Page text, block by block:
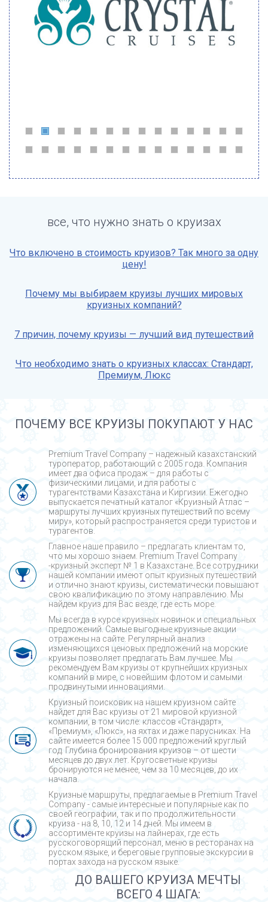
все, что нужно знать о круизах
Что включено в стоимость круизов? Так много за одну
цену!
Почему мы выбираем круизы лучших мировых
круизных компаний?
7 причин, почему круизы — лучший вид путешествий
Что необходимо знать о круизных классах: Стандарт,
Премиум, Люкс
ПОЧЕМУ ВСЕ КРУИЗЫ ПОКУПАЮТ У НАС
Premium Travel Company – надежный казахстанский
туроператор, работающий с 2005 года. Компания
имеет два офиса продаж – для работы с
физическими лицами, и для работы с
турагентствами Казахстана и Киргизии. Ежегодно
выпускается печатный каталог «Круизный Атлас –
маршруты лучших круизных путешествий по всему
миру», который распространяется среди туристов и
турагентов.
Главное наше правило – предлагать клиентам то,
что мы хорошо знаем. Premium Travel Company
-круизный эксперт № 1 в Казахстане. Все сотрудники
нашей компании имеют опыт круизных путешествий
и отлично знают круизы, систематически повышают
свою квалификацию по этому направлению. Мы
найдем круиз для Вас везде, где есть море.
Мы всегда в курсе круизных новинок и специальных
предложений. Самые выгодные круизные акции
отражены на сайте. Регулярный анализ
изменяющихся ценовых предложений на морские
круизы позволяет предлагать Вам лучшее. Мы
рекомендуем Вам круизы от крупнейших круизных
компаний в мире, с новейшим флотом и самыми
продвинутыми инновациями.
Круизный поисковик на нашем круизном сайте
найдет для Вас круизы от 21 мировой круизной
компании, в том числе: классов «Стандарт»,
«Премиум», «Люкс», на яхтах и даже парусниках. На
сайте имеется более 15 000 предложений круглый
год. Глубина бронирования круизов – от шести
месяцев до двух лет. Кругосветные круизы
бронируются не менее, чем за 10 месяцев, до их
начала.
Круизные маршруты, предлагаемые в Premium Travel
Company - cамые интересные и популярные как по
своей географии, так и по продолжительности
круиза - на 8, 10, 12 и 14 дней. Мы имеем в
ассортименте круизы на лайнерах, где есть
русскоговорящий персонал, меню в ресторанах на
русском языке, и береговые групповые экскурсии в
портах захода на русском языке.
ДО ВАШЕГО КРУИЗА МЕЧТЫ
ВСЕГО 4 ШАГА: